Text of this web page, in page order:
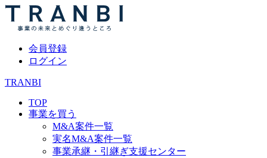
会員登録
ログイン
TRANBI
TOP
事業を買う
M&A案件一覧
実名M&A案件一覧
事業承継・引継ぎ支援センター